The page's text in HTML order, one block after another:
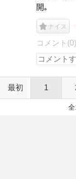
開｡
ナイス
コメント(0)
最初 1